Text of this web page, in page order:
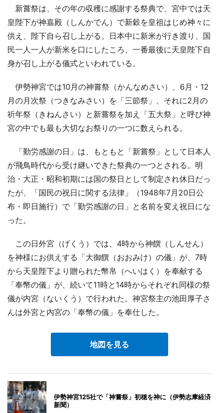
新嘗祭は、その年の収穫に感謝する祭典で、宮中では天
皇陛下が神嘉殿（しんかでん）で新穀を皇祖はじめ神々に
供え、陛下自ら召し上がる。日本中に新米が行き渡り、国
民一人一人が新米を口にしたころ、一番最後に天皇陛下自
身が召し上がる儀式といわれている。
伊勢神宮では10月の神嘗祭（かんなめさい）、6月・12
月の月次祭（つきなみさい）を「三節祭」、それに2月の
祈年祭（きねんさい）と新嘗祭を加え「五大祭」と呼び神
宮の中でも最も大切なお祭りの一つに数えられる。
「勤労感謝の日」は、もともと「新嘗祭」として日本人
が飛鳥時代から受け継いできた祭典の一つとされる。明
治・大正・昭和初期には国の祭日として制定され休日だっ
たが、「国民の祝日に関する法律」（1948年7月20日公
布・即日施行）で「勤労感謝の日」と名前を変え祝日にな
った。
この日外宮（げくう）では、4時から神饌（しんせん）
を神様にお供えする「大御饌（おおみけ）の儀」が、7時
から天皇陛下より贈られた幣帛（へいはく）を奉献する
「奉幣の儀」が、続いて11時と14時からそれぞれ同様の祭
儀が内宮（ないくう）で行われた。神宮祭主の池田厚子さ
んは外宮と内宮の「奉幣の儀」を奉仕した。
地図を見る
伊勢神宮125社で「神嘗祭」初穂を神に（伊勢志摩経済
新聞）